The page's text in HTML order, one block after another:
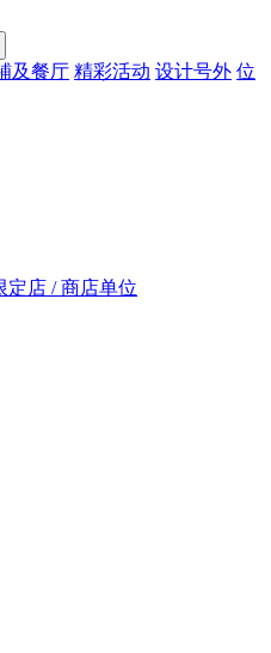
及餐厅 精彩活动 设计号外 位
定店 / 商店单位